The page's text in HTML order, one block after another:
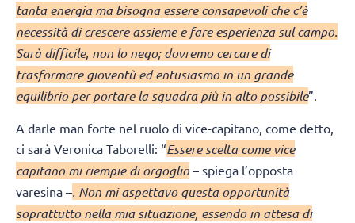
tanta energia ma bisogna essere consapevoli che c’è
necessità di crescere assieme e fare esperienza sul campo.
Sarà difficile, non lo nego; dovremo cercare di
trasformare gioventù ed entusiasmo in un grande
equilibrio per portare la squadra più in alto possibile”.
A darle man forte nel ruolo di vice-capitano, come detto,
ci sarà Veronica Taborelli: “Essere scelta come vice
capitano mi riempie di orgoglio– spiega l’opposta
varesina –. Non mi aspettavo questa opportunità
soprattutto nella mia situazione, essendo in attesa di